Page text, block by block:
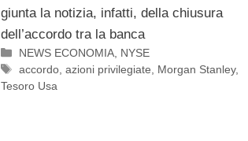
giunta la notizia, infatti, della chiusura
dell’accordo tra la banca
Categorie
NEWS ECONOMIA NYSE
Tag
accordo ,azioni privilegiate Morgan Stanley,
Tesoro Usa